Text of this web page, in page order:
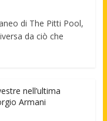
di The Pitti Pool,
da ciò che
nell’ultima
Armani